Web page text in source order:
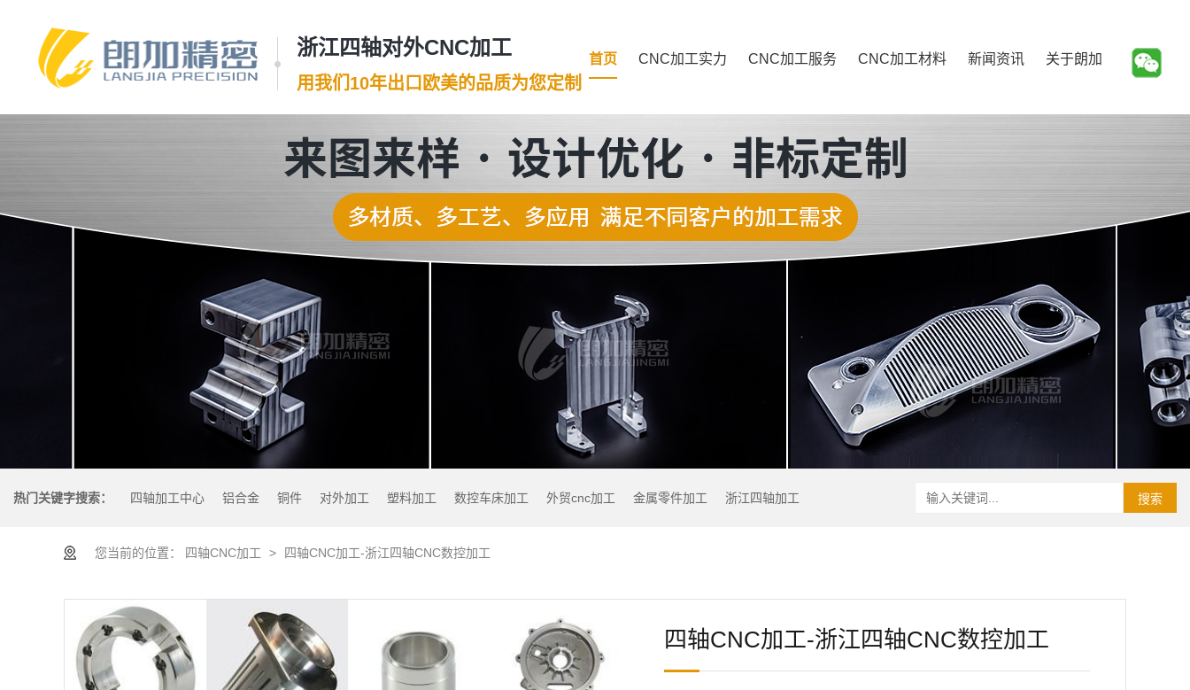
浙江四轴对外CNC加工
用我们10年出口欧美的品质为您定制
首页 CNC加工实力 CNC加工服务 CNC加工材料 新闻资讯 关于朗加
热门关键字搜索： 四轴加工中心 铝合金 铜件 对外加工 塑料加工 数控车床加工 外贸cnc加工 金属零件加工 浙江四轴加工 搜索
您当前的位置： 四轴CNC加工 > 四轴CNC加工-浙江四轴CNC数控加工
四轴CNC加工-浙江四轴CNC数控加工